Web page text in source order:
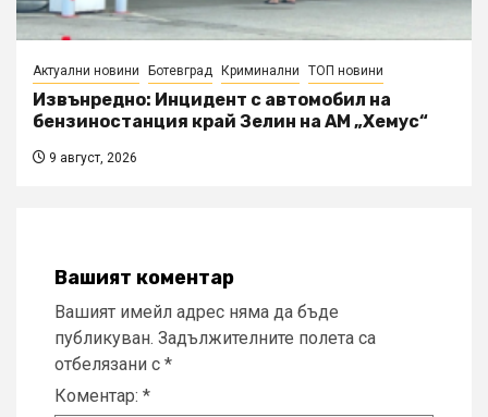
Актуални новини Ботевград Криминални ТОП новини
Извънредно: Инцидент с автомобил на
бензиностанция край Зелин на АМ „Хемус“
9 август, 2026
Вашият коментар
Вашият имейл адрес няма да бъде
публикуван. Задължителните полета са
отбелязани с *
Коментар: *